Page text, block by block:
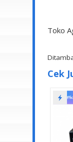
Toko
Cek